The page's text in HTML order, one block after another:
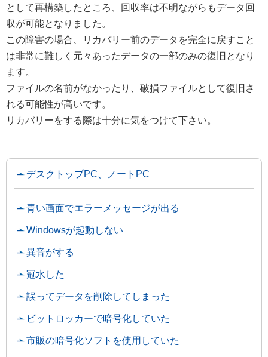
として再構築したところ、回収率は不明ながらもデータ回
収が可能となりました。
この障害の場合、リカバリー前のデータを完全に戻すこと
は非常に難しく元々あったデータの一部のみの復旧となり
ます。
ファイルの名前がなかったり、破損ファイルとして復旧さ
れる可能性が高いです。
リカバリーをする際は十分に気をつけて下さい。
デスクトップPC、ノートPC
青い画面でエラーメッセージが出る
Windowsが起動しない
異音がする
冠水した
誤ってデータを削除してしまった
ビットロッカーで暗号化していた
市販の暗号化ソフトを使用していた